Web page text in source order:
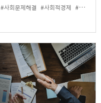
#사회문제해결 #사회적경제 #사회적기업